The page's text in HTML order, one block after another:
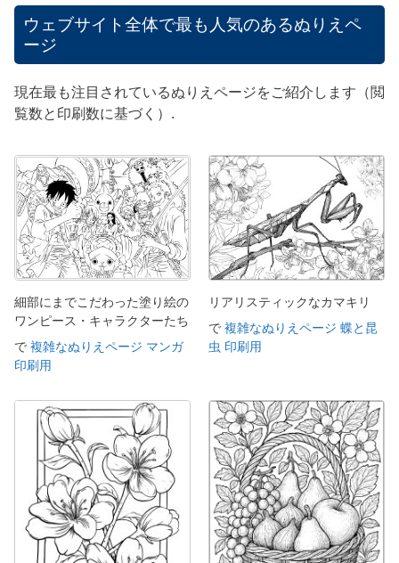
ウェブサイト全体で最も人気のあるぬりえペ
ージ
現在最も注目されているぬりえページをご紹介します（閲
覧数と印刷数に基づく）.
細部にまでこだわった塗り絵の
ワンピース・キャラクターたち
で 複雑なぬりえページ マンガ
印刷用
リアリスティックなカマキリ
で 複雑なぬりえページ 蝶と昆
虫 印刷用